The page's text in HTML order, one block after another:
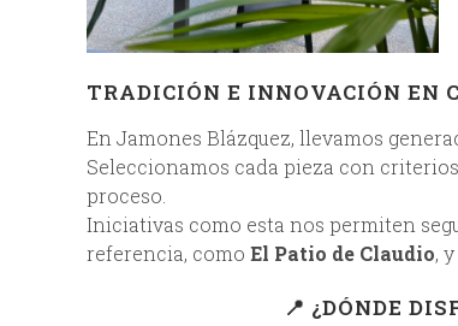
TRADICIÓN E INNOVACIÓN EN
En Jamones Blázquez, llevamos
Seleccionamos cada pieza con
proceso.
Iniciativas como esta nos permiten
referencia, como El Patio de Claudio,
📍 ¿DÓNDE